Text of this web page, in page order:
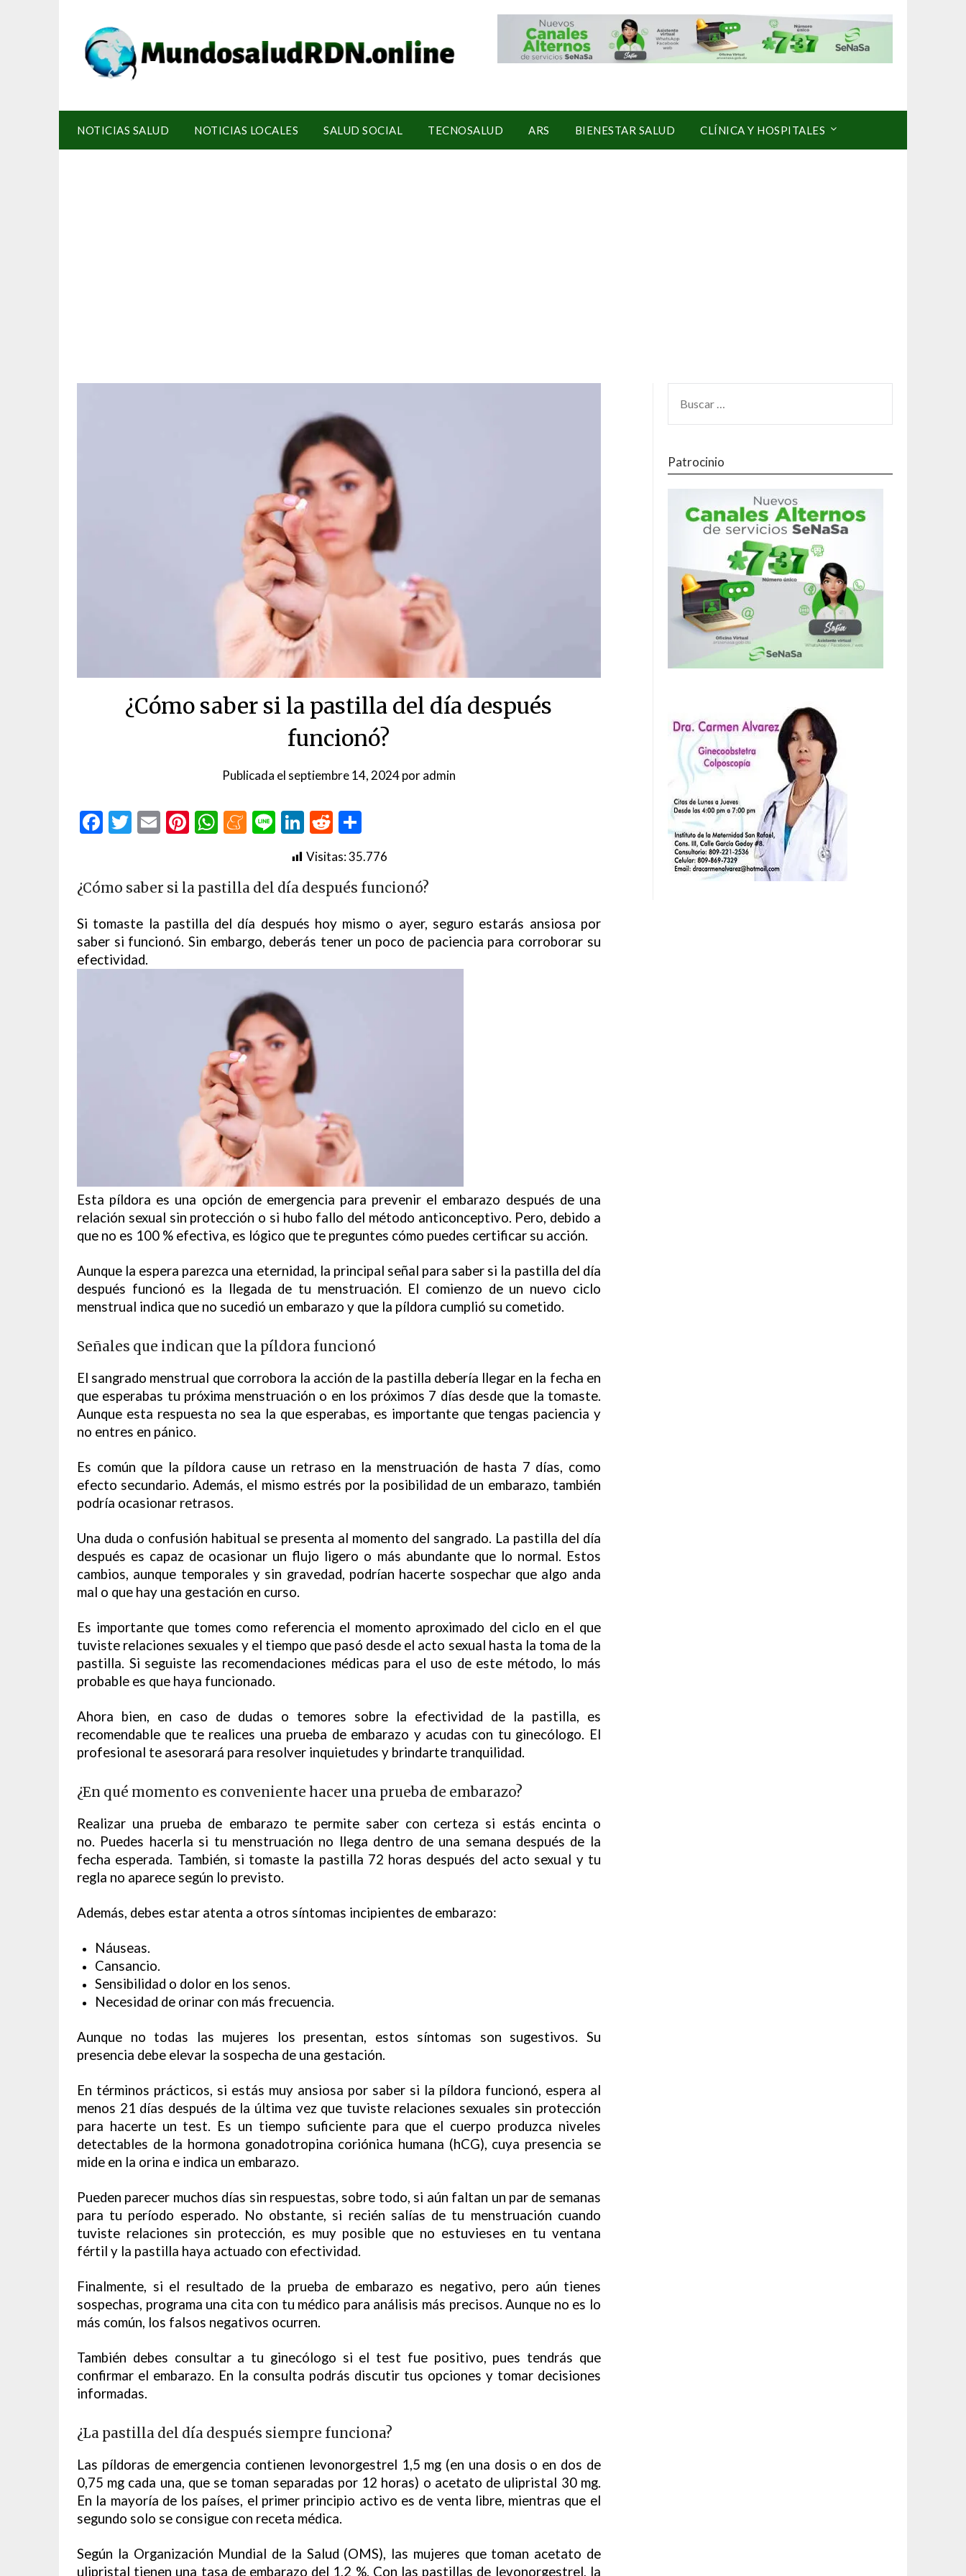
NOTICIAS SALUD NOTICIAS LOCALES SALUD SOCIAL TECNOSALUD ARS BIENESTAR SALUD CLÍNICA Y HOSPITALES
¿Cómo saber si la pastilla del día después
funcionó?
Publicada el septiembre 14, 2024poradmin
Facebook
Twitter
EmailPinterest
WhatsApp
Meneame
LineLinkedIn
Reddit
Visitas:35.776
¿Cómo saber si la pastilla del día después funcionó?
Si tomaste la pastilla del día después hoy mismo o ayer, seguro estarás ansiosa por
saber si funcionó. Sin embargo, deberás tener un poco de paciencia para corroborar su
efectividad.
Esta píldora es una opción de emergencia para prevenir el embarazo después de una
relación sexual sin protección o si hubo fallo del método anticonceptivo. Pero, debido a
que no es 100 % efectiva, es lógico que te preguntes cómo puedes certificar su acción.
Aunque la espera parezca una eternidad, la principal señal para saber si la pastilla del día
después funcionó es la llegada de tu menstruación. El comienzo de un nuevo ciclo
menstrual indica que no sucedió un embarazo y que la píldora cumplió su cometido.
Señales que indican que la píldora funcionó
El sangrado menstrual que corrobora la acción de la pastilla debería llegar en la fecha en
que esperabas tu próxima menstruación o en los próximos 7 días desde que la tomaste.
Aunque esta respuesta no sea la que esperabas, es importante que tengas paciencia y
no entres en pánico.
Es común que la píldora cause un retraso en la menstruación de hasta 7 días, como
efecto secundario. Además, el mismo estrés por la posibilidad de un embarazo, también
podría ocasionar retrasos.
Una duda o confusión habitual se presenta al momento del sangrado. La pastilla del día
después es capaz de ocasionar un flujo ligero o más abundante que lo normal. Estos
cambios, aunque temporales y sin gravedad, podrían hacerte sospechar que algo anda
mal o que hay una gestación en curso.
Es importante que tomes como referencia el momento aproximado del ciclo en el que
tuviste relaciones sexuales y el tiempo que pasó desde el acto sexual hasta la toma de la
pastilla. Si seguiste las recomendaciones médicas para el uso de este método, lo más
probable es que haya funcionado.
Ahora bien, en caso de dudas o temores sobre la efectividad de la pastilla, es
recomendable que te realices una prueba de embarazo y acudas con tu ginecólogo. El
profesional te asesorará para resolver inquietudes y brindarte tranquilidad.
¿En qué momento es conveniente hacer una prueba de embarazo?
Realizar una prueba de embarazo te permite saber con certeza si estás encinta o
no. Puedes hacerla si tu menstruación no llega dentro de una semana después de la
fecha esperada. También, si tomaste la pastilla 72 horas después del acto sexual y tu
regla no aparece según lo previsto.
Además, debes estar atenta a otros síntomas incipientes de embarazo:
Náuseas.
Cansancio.
Sensibilidad o dolor en los senos.
Necesidad de orinar con más frecuencia.
Aunque no todas las mujeres los presentan, estos síntomas son sugestivos. Su
presencia debe elevar la sospecha de una gestación.
En términos prácticos, si estás muy ansiosa por saber si la píldora funcionó, espera al
menos 21 días después de la última vez que tuviste relaciones sexuales sin protección
para hacerte un test. Es un tiempo suficiente para que el cuerpo produzca niveles
detectables de la hormona gonadotropina coriónica humana (hCG), cuya presencia se
mide en la orina e indica un embarazo.
Pueden parecer muchos días sin respuestas, sobre todo, si aún faltan un par de semanas
para tu período esperado. No obstante, si recién salías de tu menstruación cuando
tuviste relaciones sin protección, es muy posible que no estuvieses en tu ventana
fértil y la pastilla haya actuado con efectividad.
Finalmente, si el resultado de la prueba de embarazo es negativo, pero aún tienes
sospechas, programa una cita con tu médico para análisis más precisos. Aunque no es lo
más común, los falsos negativos ocurren.
También debes consultar a tu ginecólogo si el test fue positivo, pues tendrás que
confirmar el embarazo. En la consulta podrás discutir tus opciones y tomar decisiones
informadas.
¿La pastilla del día después siempre funciona?
Las píldoras de emergencia contienen levonorgestrel 1,5 mg (en una dosis o en dos de
0,75 mg cada una, que se toman separadas por 12 horas) o acetato de ulipristal 30 mg.
En la mayoría de los países, el primer principio activo es de venta libre, mientras que el
segundo solo se consigue con receta médica.
Según la Organización Mundial de la Salud (OMS), las mujeres que toman acetato de
ulipristal tienen una tasa de embarazo del 1,2 %. Con las pastillas de levonorgestrel, la
Patrocinio